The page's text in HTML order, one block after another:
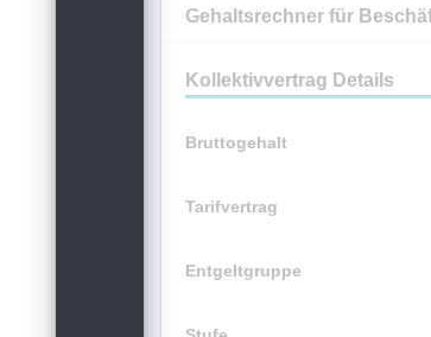
Gehaltsrechner für
Kollektivvertrag Details
Bruttogehalt
Tarifvertrag
Entgeltgruppe